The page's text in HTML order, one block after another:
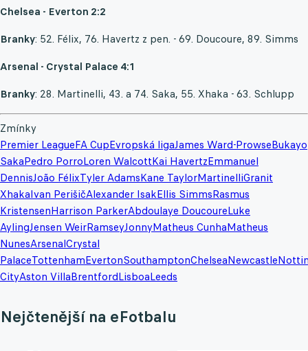
Nejčtenější na eFotbalu
Chelsea - Everton 2:2
Branky: 52. Félix, 76. Havertz z pen. - 69. Doucoure, 89. Simms
Arsenal - Crystal Palace 4:1
Branky: 28. Martinelli, 43. a 74. Saka, 55. Xhaka - 63. Schlupp
Zmínky
Premier LeagueFA CupEvropská ligaJames Ward-ProwseBukayo
SakaPedro PorroLoren WalcottKai HavertzEmmanuel
DennisJoão FélixTyler AdamsKane TaylorMartinelliGranit
XhakaIvan PerišičAlexander IsakEllis SimmsRasmus
KristensenHarrison ParkerAbdoulaye DoucoureLuke
AylingJensen WeirRamseyJonnyMatheus CunhaMatheus
NunesArsenalCrystal
PalaceTottenhamEvertonSouthamptonChelseaNewcastle
CityAston VillaBrentfordLisboaLeeds